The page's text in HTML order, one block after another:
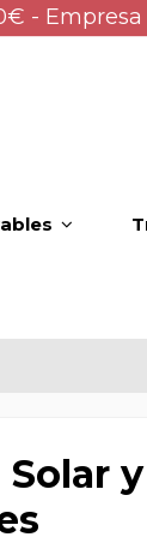
-
y